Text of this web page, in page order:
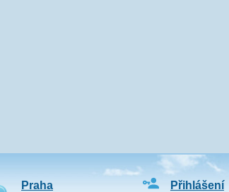
Přihlášení
Praha